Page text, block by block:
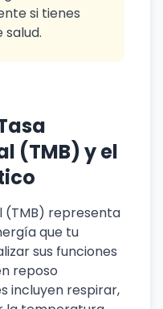
si tienes
salud.
(TMB) y el
(TMB) representa
que tu
sus funciones
reposo
incluyen respirar,